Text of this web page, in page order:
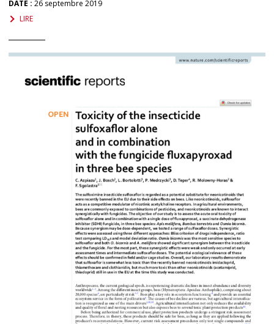
DATE : 26 septembre 2019
LIRE